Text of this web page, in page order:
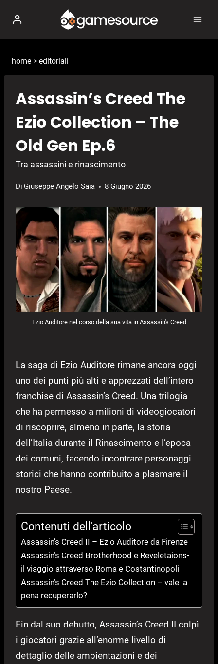
contenuto
home > editoriali
Assassin’s Creed The
Ezio Collection – The
Old Gen Ep.6
Tra assassini e rinascimento
Di Giuseppe Angelo Saia 8 Giugno 2026
Ezio Auditore nel corso della sua vita in Assassin's Creed
La saga di Ezio Auditore rimane ancora oggi
uno dei punti più alti e apprezzati dell’intero
franchise di Assassin’s Creed. Una trilogia
che ha permesso a milioni di videogiocatori
di riscoprire, almeno in parte, la storia
dell’Italia durante il Rinascimento e l’epoca
dei comuni, facendo incontrare personaggi
storici che hanno contribuito a plasmare il
nostro Paese.
Contenuti dell'articolo
Assassin’s Creed II – Ezio Auditore da Firenze
Assassin’s Creed Brotherhood e Reveletaions-
il viaggio attraverso Roma e Costantinopoli
Assassin’s Creed The Ezio Collection – vale la
pena recuperarlo?
Fin dal suo debutto, Assassin’s Creed II colpì
i giocatori grazie all’enorme livello di
dettaglio delle ambientazioni e dei